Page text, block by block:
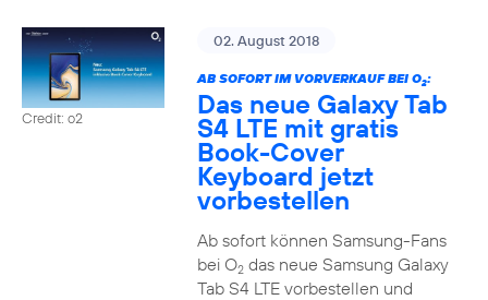
Credit: o2
02. August 2018
AB SOFORT IM VORVERKAUF BEI O2:
Das neue Galaxy Tab
S4 LTE mit gratis
Book-Cover
Keyboard jetzt
vorbestellen
Ab sofort können Samsung-Fans
bei O2das neue Samsung Galaxy
Tab S4 LTE vorbestellen und